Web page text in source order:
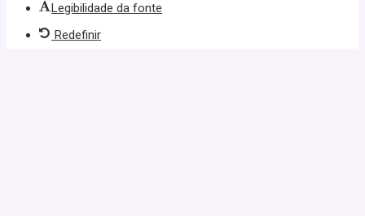
Legibilidade da fonte
Redefinir